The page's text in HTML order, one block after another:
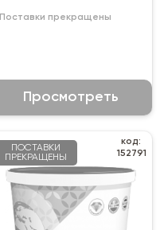
Поставки прекращены
Просмотреть
ПОСТАВКИ
ПРЕКРАЩЕНЫ
код:
152791